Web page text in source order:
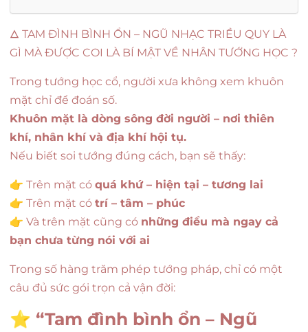
🜂 TAM ĐÌNH BÌNH ỔN – NGŨ NHẠC TRIỀU QUY LÀ
GÌ MÀ ĐƯỢC COI LÀ BÍ MẬT VỀ NHÂN TƯỚNG HỌC ?
Trong tướng học cổ, người xưa không xem khuôn
mặt chỉ để đoán số.
Khuôn mặt là dòng sông đời người – nơi thiên
khí, nhân khí và địa khí hội tụ.
Nếu biết soi tướng đúng cách, bạn sẽ thấy:
👉 Trên mặt có quá khứ – hiện tại – tương lai
👉 Trên mặt có trí – tâm – phúc
👉 Và trên mặt cũng có những điều mà ngay cả
bạn chưa từng nói với ai
Trong số hàng trăm phép tướng pháp, chỉ có một
câu đủ sức gói trọn cả vận đời:
⭐ “Tam đình bình ổn – Ngũ